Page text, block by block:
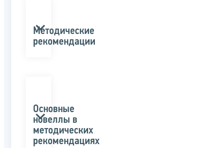
Методические
рекомендации
Основные
новеллы в
методических
рекомендациях